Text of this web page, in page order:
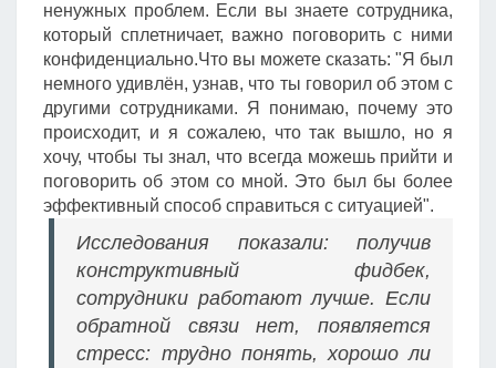
ненужных проблем. Если вы знаете сотрудника,
который сплетничает, важно поговорить с ними
конфиденциально.Что вы можете сказать: "Я был
немного удивлён, узнав, что ты говорил об этом с
другими сотрудниками. Я понимаю, почему это
происходит, и я сожалею, что так вышло, но я
хочу, чтобы ты знал, что всегда можешь прийти и
поговорить об этом со мной. Это был бы более
эффективный способ справиться с ситуацией".
Исследования показали: получив
конструктивный фидбек,
сотрудники работают лучше. Если
обратной связи нет, появляется
стресс: трудно понять, хорошо ли